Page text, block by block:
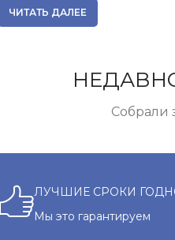
ЧИТАТЬ ДАЛЕЕ
Собрали
ЛУЧШИЕ СРОКИ
Мы это гарантируем